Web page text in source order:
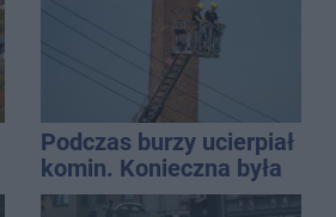
Podczas burzy ucierpiał
komin. Konieczna była
interwencja strażaków